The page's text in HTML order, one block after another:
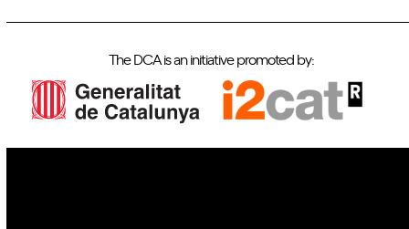
The DCA is an initiative promoted by: